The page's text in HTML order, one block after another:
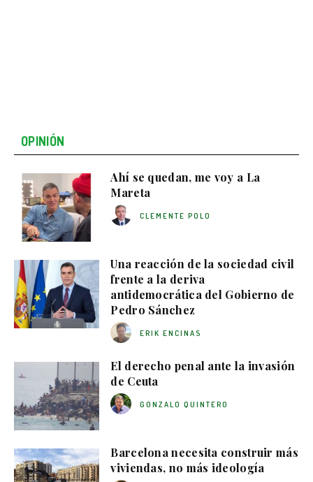
OPINIÓN
Ahí se quedan, me voy a La
Mareta
CLEMENTE POLO
Una reacción de la sociedad civil
frente a la deriva
antidemocrática del Gobierno de
Pedro Sánchez
ERIK ENCINAS
El derecho penal ante la invasión
de Ceuta
GONZALO QUINTERO
Barcelona necesita construir más
viviendas, no más ideología